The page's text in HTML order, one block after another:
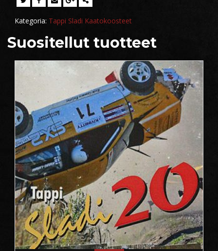
Kategoria: Tappi Sladi Kaatokoosteet
Suositellut tuotteet